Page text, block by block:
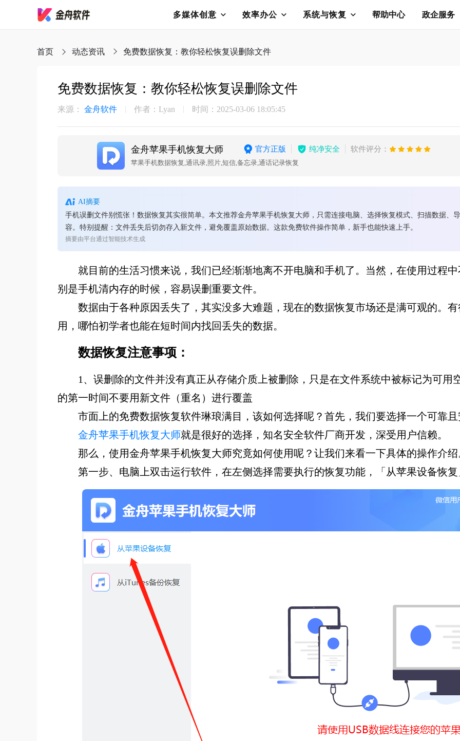
多媒体创意 效率办公 系统与恢复 帮助中心 政企服务
首页 动态资讯 免费数据恢复：教你轻松恢复误删除文件
免费数据恢复：教你轻松恢复误删除文件
来源： 金舟软件 作者：Lyan 时间：2025-03-06 18:05:45
金舟苹果手机恢复大师 官方正版 纯净安全 软件评分：
苹果手机数据恢复,通讯录,照片,短信,备忘录,通话记录恢复
AI摘要
手机误删文件别慌张！数据恢复其实很简单。本文推荐金舟苹果手机恢复大师，只需连接电脑、选择恢复模式、扫描数据、
容。特别提醒：文件丢失后切勿存入新文件，避免覆盖原始数据。这款免费软件操作简单，新手也能快速上手。
摘要由平台通过智能技术生成
就目前的生活习惯来说，我们已经渐渐地离不开电脑和手机了。当然，在使用过程
别是手机清内存的时候，容易误删重要文件。
数据由于各种原因丢失了，其实没多大难题，现在的数据恢复市场还是满可观的。
用，哪怕初学者也能在短时间内找回丢失的数据。
数据恢复注意事项：
1、误删除的文件并没有真正从存储介质上被删除，只是在文件系统中被标记为可用
的第一时间不要用新文件（重名）进行覆盖
市面上的免费数据恢复软件琳琅满目，该如何选择呢？首先，我们要选择一个可靠
金舟苹果手机恢复大师就是很好的选择，知名安全软件厂商开发，深受用户信赖。
那么，使用金舟苹果手机恢复大师究竟如何使用呢？让我们来看一下具体的操作介绍
第一步、电脑上双击运行软件，在左侧选择需要执行的恢复功能，「从苹果设备恢